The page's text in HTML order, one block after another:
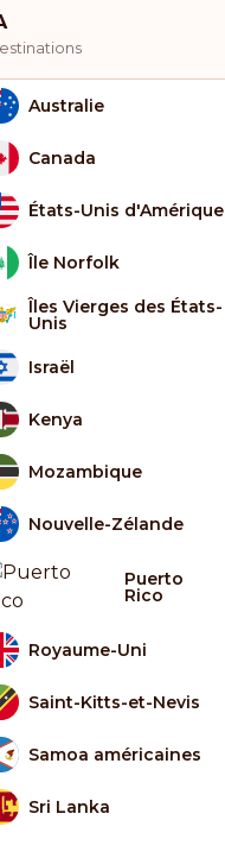
Australie
Canada
États-Unis d'Amérique
Île Norfolk
Îles Vierges des États-
Unis
Israël
Kenya
Mozambique
Nouvelle-Zélande
Puerto
Rico
Royaume-Uni
Saint-Kitts-et-Nevis
Samoa américaines
Sri Lanka